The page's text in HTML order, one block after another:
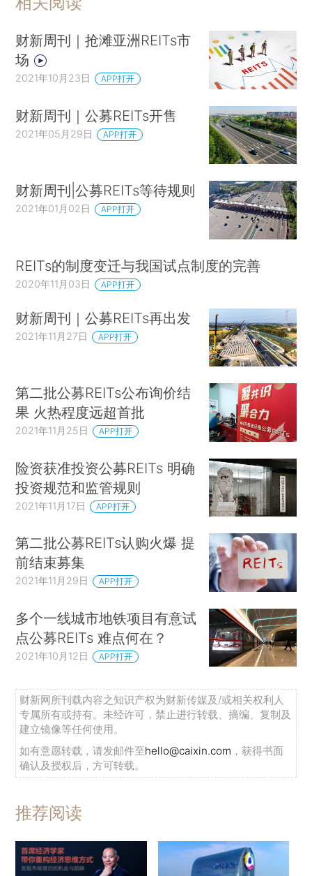
财新周刊｜抢滩亚洲REITs市
场
2021年10月23日 APP打开
财新周刊｜公募REITs开售
2021年05月29日 APP打开
财新周刊|公募REITs等待规则
2021年01月02日 APP打开
REITs的制度变迁与我国试点制度的完善
2020年11月03日 APP打开
财新周刊｜公募REITs再出发
2021年11月27日 APP打开
第二批公募REITs公布询价结
果 火热程度远超首批
2021年11月25日 APP打开
险资获准投资公募REITs 明确
投资规范和监管规则
2021年11月17日 APP打开
第二批公募REITs认购火爆 提
前结束募集
2021年11月29日 APP打开
多个一线城市地铁项目有意试
点公募REITs 难点何在？
2021年10月12日 APP打开
财新网所刊载内容之知识产权为财新传媒及/或相关权利人
专属所有或持有。未经许可，禁止进行转载、摘编、复制及
建立镜像等任何使用。
如有意愿转载，请发邮件至hello@caixin.com ，获得书面
确认及授权后，方可转载。
推荐阅读